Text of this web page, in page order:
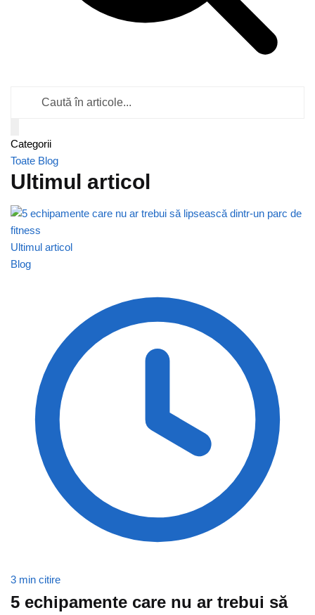
Categorii
Toate Blog
Ultimul articol
Ultimul articol
Blog
3 min citire
5 echipamente care nu ar trebui să